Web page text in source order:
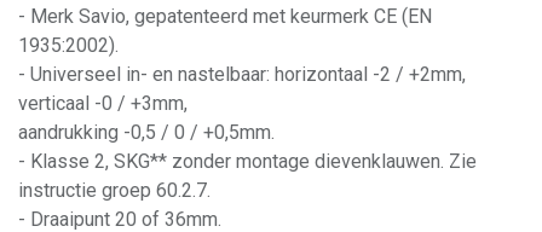
- Merk Savio, gepatenteerd met keurmerk CE (EN
1935:2002).
- Universeel in- en nastelbaar: horizontaal -2 / +2mm,
verticaal -0 / +3mm,
aandrukking -0,5 / 0 / +0,5mm.
- Klasse 2, SKG** zonder montage dievenklauwen. Zie
instructie groep 60.2.7.
- Draaipunt 20 of 36mm.